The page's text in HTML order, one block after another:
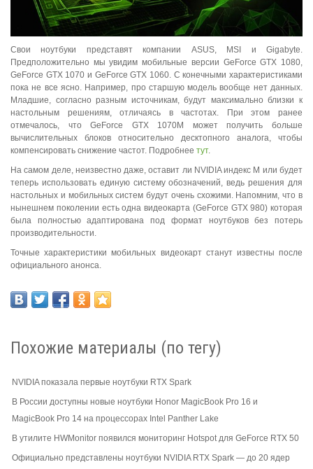
Свои ноутбуки представят компании ASUS, MSI и Gigabyte.
Предположительно мы увидим мобильные версии GeForce GTX 1080,
GeForce GTX 1070 и GeForce GTX 1060. С конечными характеристиками
пока не все ясно. Например, про старшую модель вообще нет данных.
Младшие, согласно разным источникам, будут максимально близки к
настольным решениям, отличаясь в частотах. При этом ранее
отмечалось, что GeForce GTX 1070M может получить больше
вычислительных блоков относительно десктопного аналога, чтобы
компенсировать снижение частот. Подробнее тут.
На самом деле, неизвестно даже, оставит ли NVIDIA индекс M или будет
теперь использовать единую систему обозначений, ведь решения для
настольных и мобильных систем будут очень схожими. Напомним, что в
нынешнем поколении есть одна видеокарта (GeForce GTX 980) которая
была полностью адаптирована под формат ноутбуков без потерь
производительности.
Точные характеристики мобильных видеокарт станут известны после
официального анонса.
Похожие материалы (по тегу)
NVIDIA показала первые ноутбуки RTX Spark
В России доступны новые ноутбуки Honor MagicBook Pro 16 и
MagicBook Pro 14 на процессорах Intel Panther Lake
В утилите HWMonitor появился мониторинг Hotspot для GeForce RTX 50
Официально представлены ноутбуки NVIDIA RTX Spark — до 20 ядер